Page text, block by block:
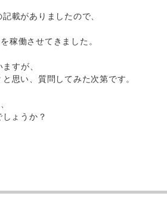
載がありましたので、
稼働させてきました。
すが、
思い、質問してみた次第です。
ょうか？